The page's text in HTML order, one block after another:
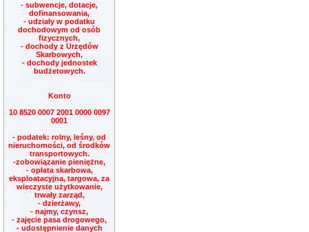
- subwencje, dotacje,
dofinansowania,
- udziały w podatku
dochodowym od osób
fizycznych,
- dochody z Urzędów
Skarbowych,
- dochody jednostek
budżetowych.
Konto
10 8520 0007 2001 0000 0097
0001
- podatek: rolny, leśny, od
nieruchomości, od środków
transportowych.
-zobowiązanie pieniężne,
- opłata skarbowa,
eksploatacyjna, targowa, za
wieczyste użytkowanie,
trwały zarząd,
- dzierżawy,
- najmy, czynsz,
- zajęcie pasa drogowego,
- udostępnienie danych